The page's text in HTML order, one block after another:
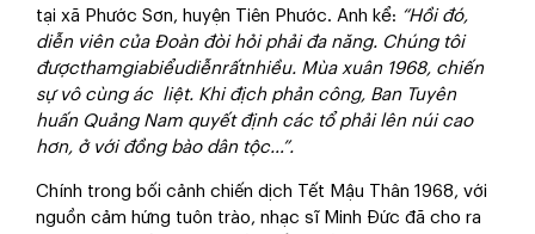
tại xã Phước Sơn, huyện Tiên Phước. Anh kể: “Hồi đó,
diễn viên của Đoàn đòi hỏi phải đa năng. Chúng tôi
đượcthamgiabiểudiễnrấtnhiều. Mùa xuân 1968, chiến
sự vô cùng ác liệt. Khi địch phản công, Ban Tuyên
huấn Quảng Nam quyết định các tổ phải lên núi cao
hơn, ở với đồng bào dân tộc…”.
Chính trong bối cảnh chiến dịch Tết Mậu Thân 1968, với
nguồn cảm hứng tuôn trào, nhạc sĩ Minh Đức đã cho ra